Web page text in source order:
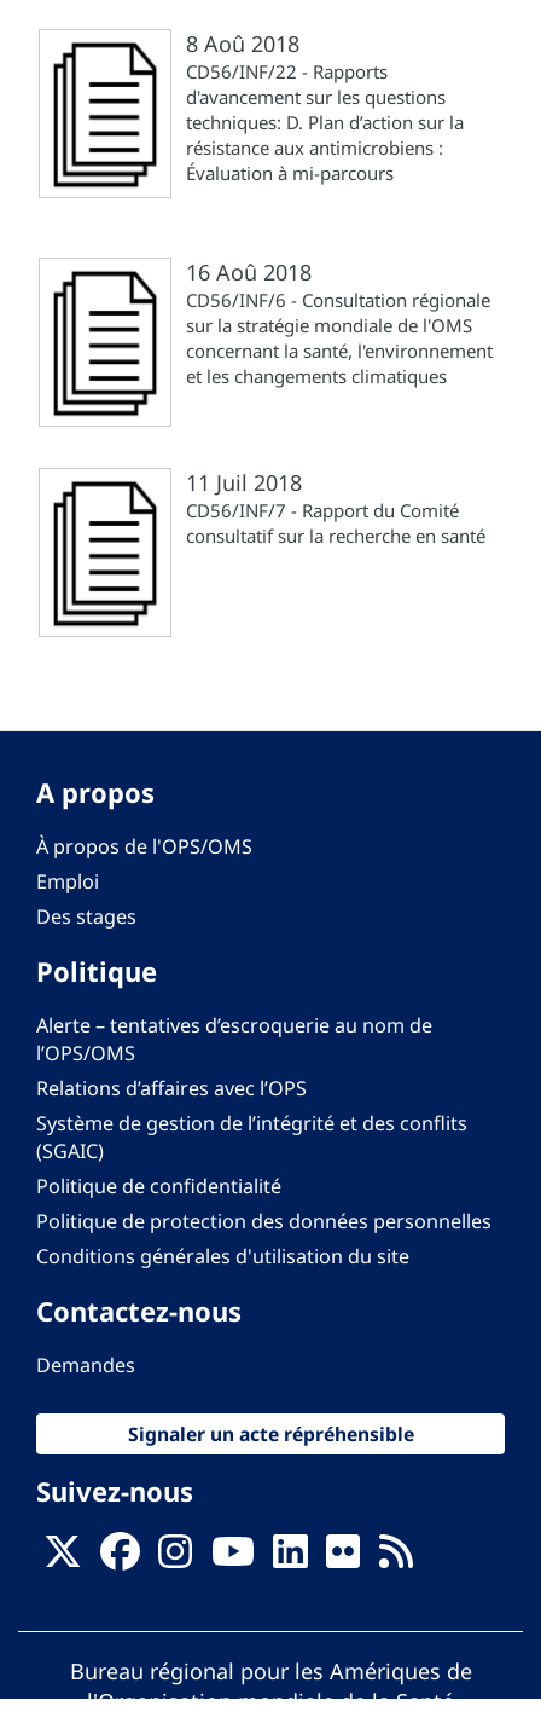
8 Aoû 2018
CD56/INF/22 - Rapports
d'avancement sur les questions
techniques: D. Plan d’action sur la
résistance aux antimicrobiens :
Évaluation à mi-parcours
16 Aoû 2018
CD56/INF/6 - Consultation régionale
sur la stratégie mondiale de l'OMS
concernant la santé, l'environnement
et les changements climatiques
11 Juil 2018
CD56/INF/7 - Rapport du Comité
consultatif sur la recherche en santé
A propos
À propos de l'OPS/OMS
Emploi
Des stages
Politique
Alerte – tentatives d’escroquerie au nom de
l’OPS/OMS
Relations d’affaires avec l’OPS
Système de gestion de l’intégrité et des conflits
(SGAIC)
Politique de confidentialité
Politique de protection des données personnelles
Conditions générales d'utilisation du site
Contactez-nous
Demandes
Signaler un acte répréhensible
Suivez-nous
Bureau régional pour les Amériques de
l'Organisation mondiale de la Santé